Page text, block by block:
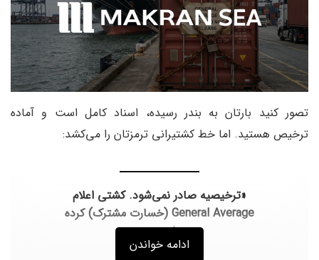
تصور کنید بارتان به بندر رسیده، اسناد کامل است و آماده
ترخیص هستید. اما خط کشتیرانی ترمزتان را می‌کشد:
«ترخیصیه صادر نمی‌شود. کشتی اعلام
General Average (خسارت مشترک) کرده
است.»
ادامه خواندن